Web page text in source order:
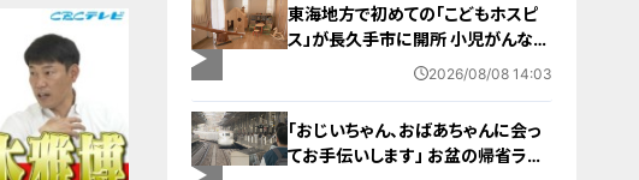
東海地方で初めての「こどもホスピ
ス」が長久手市に開所 小児がんなど
重い病気の子どもと家族を支える施
2026/08/08 14:03
「おじいちゃん、おばあちゃんに会っ
てお手伝いします」 お盆の帰省ラッ